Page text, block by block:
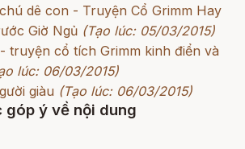
dê con - Truyện Cổ Grimm Hay
Giờ Ngủ (Tạo lúc: 05/03/2015)
truyện cổ tích Grimm kinh điển và
lúc: 06/03/2015)
giàu (Tạo lúc: 06/03/2015)
góp ý về nội dung